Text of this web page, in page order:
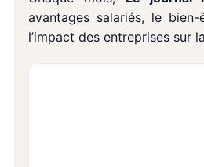
avantages salariés, le
l’impact des entreprises sur